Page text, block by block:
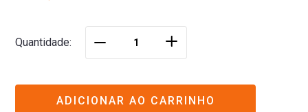
Quantidade ＋
ADICIONAR AO CARRINHO